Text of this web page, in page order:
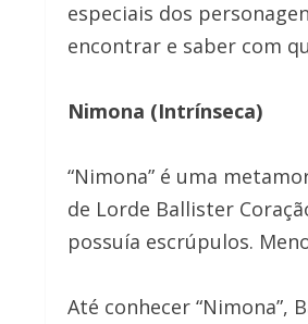
especiais dos
encontrar e saber com
Nimona (Intrínseca)
“Nimona” é uma
de Lorde Ballister
possuía escrúpulos.
Até conhecer “Nimona”,